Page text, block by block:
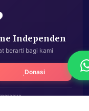
Independen
berarti bagi kami
Donasi